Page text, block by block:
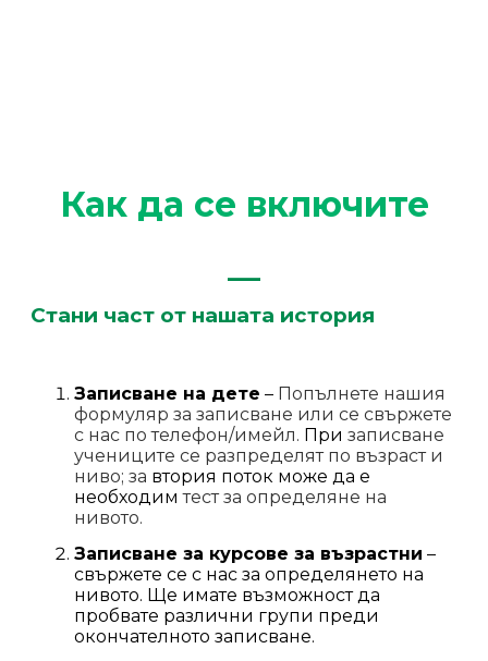
Как да се включите
Стани част от нашата история
Записване на дете – Попълнете нашия
формуляр за записване или се свържете
с нас по телефон/имейл. При записване
учениците се разпределят по възраст и
ниво; за втория поток може да е
необходим тест за определяне на
нивото.
Записване за курсове за възрастни –
свържете се с нас за определянето на
нивото. Ще имате възможност да
пробвате различни групи преди
окончателното записване.